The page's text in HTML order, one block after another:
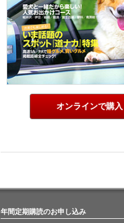
オンラインで購入
年間定期購読のお申し込み